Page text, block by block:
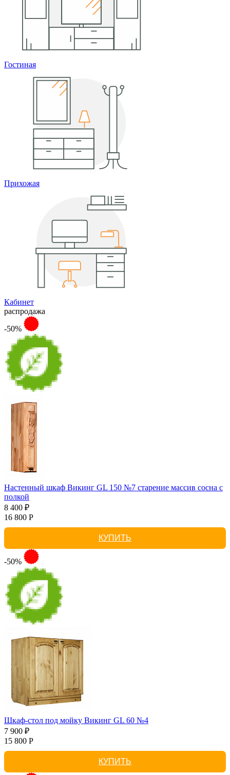
Гостиная
Прихожая
Кабинет
распродажа
-50%
Настенный шкаф Викинг GL 150 №7 старение массив сосна с
полкой
8 400 ₽
16 800 Р
КУПИТЬ
-50%
Шкаф-стол под мойку Викинг GL 60 №4
7 900 ₽
15 800 Р
КУПИТЬ